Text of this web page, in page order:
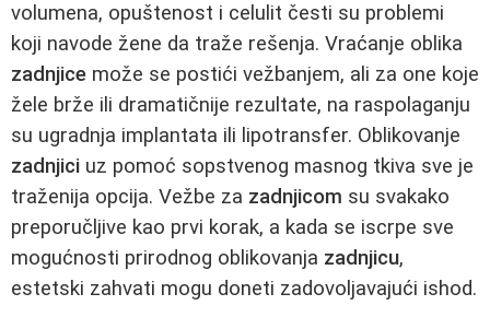
volumena, opuštenost i celulit česti su problemi
koji navode žene da traže rešenja. Vraćanje oblika
zadnjice može se postići vežbanjem, ali za one koje
žele brže ili dramatičnije rezultate, na raspolaganju
su ugradnja implantata ili lipotransfer. Oblikovanje
zadnjici uz pomoć sopstvenog masnog tkiva sve je
traženija opcija. Vežbe za zadnjicom su svakako
preporučljive kao prvi korak, a kada se iscrpe sve
mogućnosti prirodnog oblikovanja zadnjicu,
estetski zahvati mogu doneti zadovoljavajući ishod.